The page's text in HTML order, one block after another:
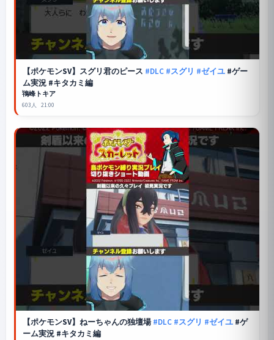
【ポケモンSV】スグリ君のピース #DLC #スグリ #ゼイユ#ゲー
ム実況 #キタカミ編
鴇峰トキア
603人 21:00
【ポケモンSV】ねーちゃんの独壇場#DLC #スグリ #ゼイユ#ゲ
ーム実況 #キタカミ編